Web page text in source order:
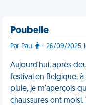
Poubelle
Par Paul - 26/09/2025
Aujourd'hui, après
festival en Belgique,
pluie, je m'aperçois
chaussures ont moisi.